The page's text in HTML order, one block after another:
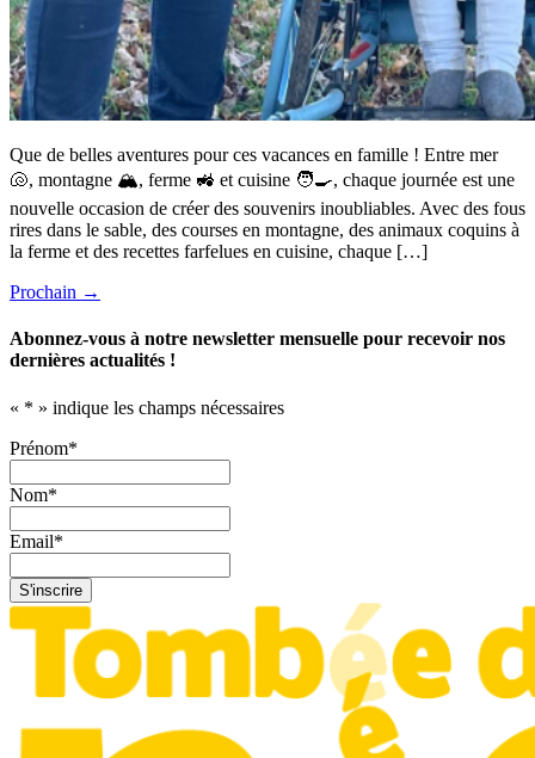
Que de belles aventures pour ces vacances en famille ! Entre mer
🐚, montagne 🏔️, ferme 🚜 et cuisine 🧑‍🍳, chaque journée est une
nouvelle occasion de créer des souvenirs inoubliables. Avec des fous
rires dans le sable, des courses en montagne, des animaux coquins à
la ferme et des recettes farfelues en cuisine, chaque […]
Prochain →
Abonnez-vous à notre newsletter mensuelle pour recevoir nos
dernières actualités !
« * » indique les champs nécessaires
Prénom*
Nom*
Email*